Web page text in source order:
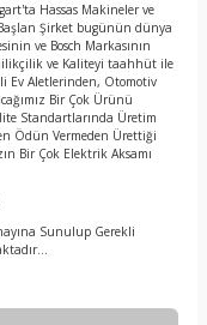
Hassas Makineler ve
Şirket bugünün dünya
ve Bosch Markasının
ve Kaliteyi taahhüt ile
Ev Aletlerinden, Otomotiv
Bir Çok Ürünü
Standartlarında Üretim
Ödün Vermeden Ürettiği
Bir Çok Elektrik Aksamı
Sunulup Gerekli